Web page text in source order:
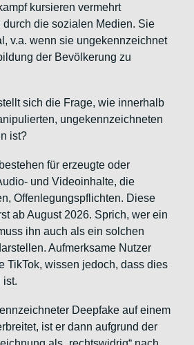
kursieren vermehrt
durch die sozialen Medien. Sie
v.a. wenn sie ungekennzeichnet
der Bevölkerung zu
sich die Frage, wie innerhalb
ungekennzeichneten
ist?
für erzeugte oder
und Videoinhalte, die
Offenlegungspflichten. Diese
ab August 2026. Sprich, wer ein
ihn auch als ein solchen
Aufmerksame Nutzer
TikTok, wissen jedoch, dass dies
ist.
Deepfake auf einem
ist er dann aufgrund der